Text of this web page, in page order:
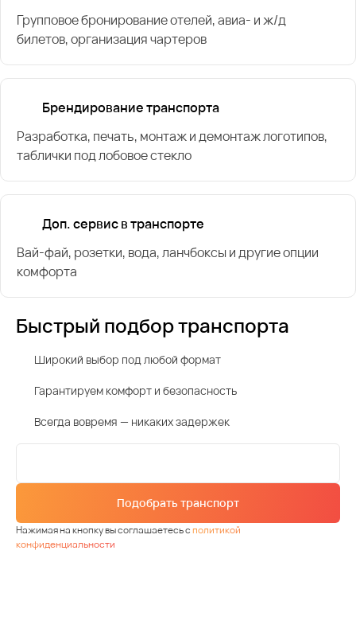
Групповое бронирование отелей, авиа- и ж/д
билетов, организация чартеров
Брендирование транспорта
Разработка, печать, монтаж и демонтаж логотипов,
таблички под лобовое стекло
Доп. сервис в транспорте
Вай-фай, розетки, вода, ланчбоксы и другие опции
комфорта
Быстрый подбор транспорта
Широкий выбор под любой формат
Гарантируем комфорт и безопасность
Всегда вовремя — никаких задержек
Подобрать транспорт
Нажимая на кнопку вы соглашаетесь сполитикой
конфиденциальности